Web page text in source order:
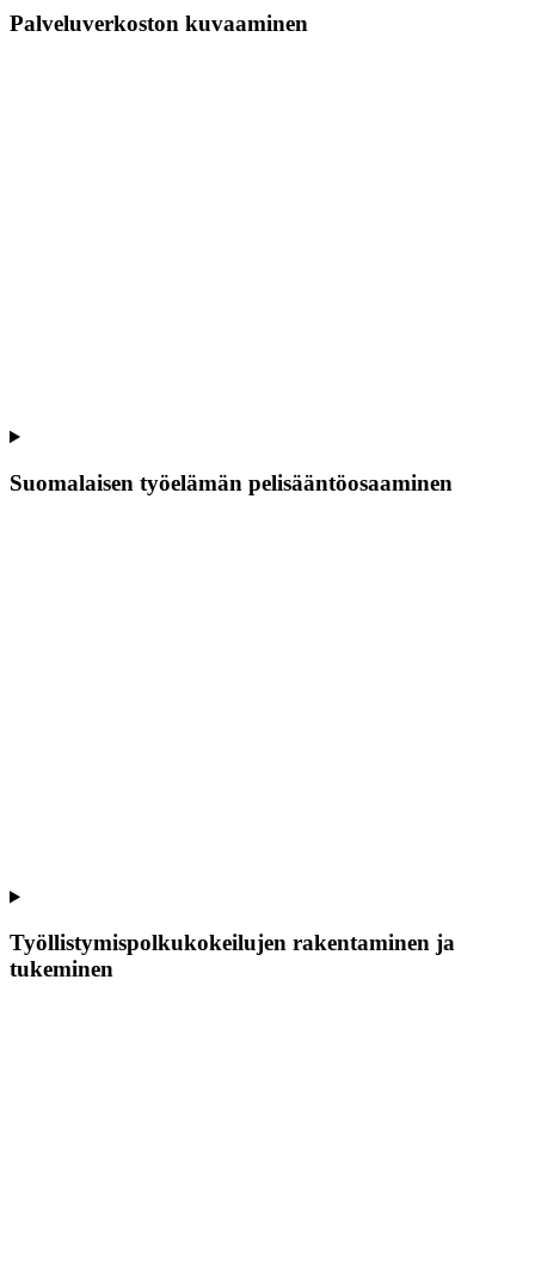
Palveluverkoston kuvaaminen
Suomalaisen työelämän pelisääntöosaaminen
Työllistymispolkukokeilujen rakentaminen ja
tukeminen